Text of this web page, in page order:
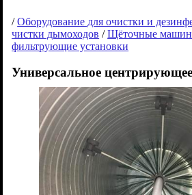
/Оборудование для очистки и
чистки дымоходов /Щёточные
фильтрующие установки
Универсальное центрирующее